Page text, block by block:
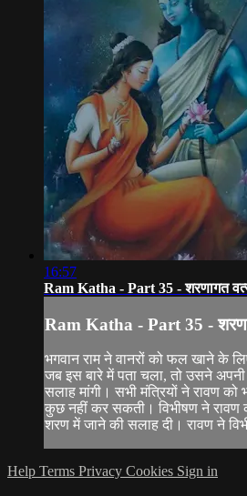
16:57
Ram Katha - Part 35 - शरणागत
Ram Katha - Part 35 -
भगवान राम ने वानरों को फल खाने के
जब इस बारे में पता चला, तो उसने
सलाह मांगी। सभी मंत्रियों ने रावण को
कुछ नहीं कर सकती। विभीषण ने रावण
शरण में जाने की सलाह दी। रावण ने
Help Terms Privacy Cookies Sign in